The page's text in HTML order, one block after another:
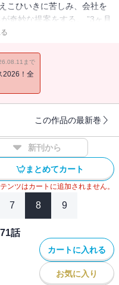
こひいきに苦しみ、会社を
奇妙な提案をする。 ”3ヶ月
ないと死ぬ」奇病の患者を持
まで
2026！全
この作品の最新巻
新刊から
まとめてカート
ンツはカートに追加されません。
7 8 9
話
カートに入れる
お気に入り